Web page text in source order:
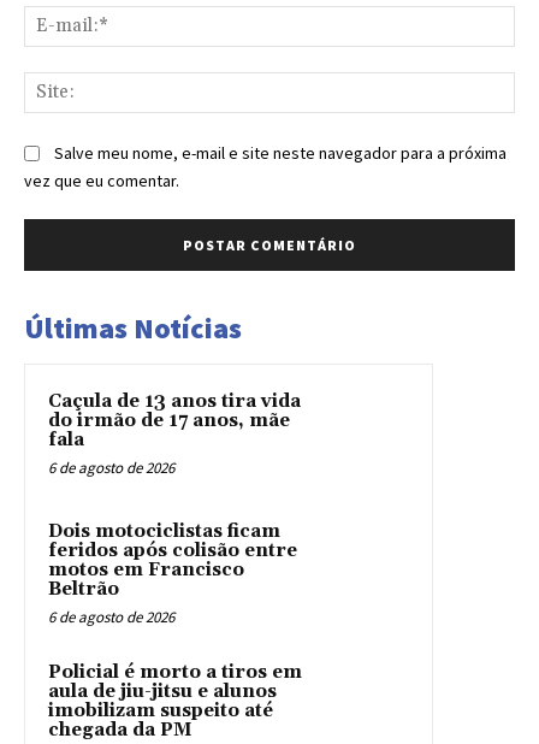
Salve meu nome, e-mail e site neste navegador para a próxima
vez que eu comentar.
Últimas Notícias
Caçula de 13 anos tira vida
do irmão de 17 anos, mãe
fala
6 de agosto de 2026
Dois motociclistas ficam
feridos após colisão entre
motos em Francisco
Beltrão
6 de agosto de 2026
Policial é morto a tiros em
aula de jiu-jitsu e alunos
imobilizam suspeito até
chegada da PM